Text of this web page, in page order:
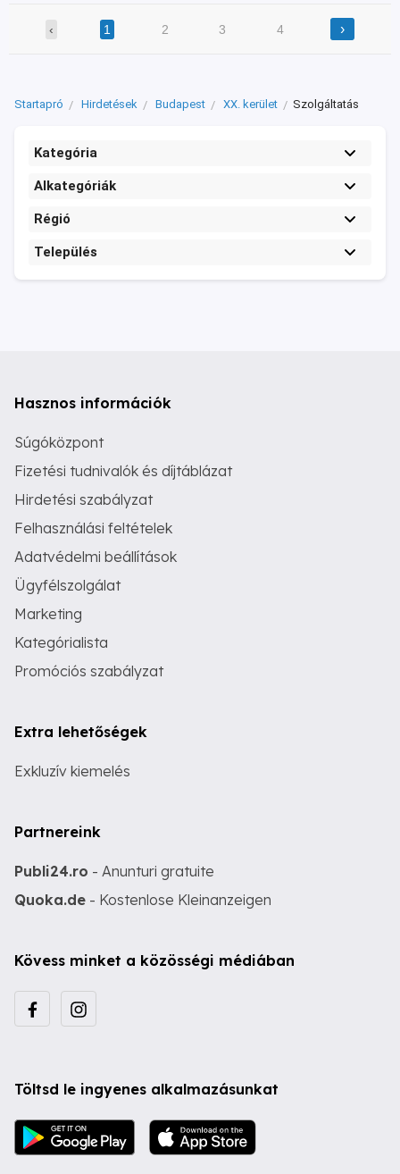
‹ 1 2 3 4 ›
Startapró Hirdetések Budapest XX. kerület Szolgáltatás
Kategória
Alkategóriák
Régió
Település
Hasznos információk
Súgóközpont
Fizetési tudnivalók és díjtáblázat
Hirdetési szabályzat
Felhasználási feltételek
Adatvédelmi beállítások
Ügyfélszolgálat
Marketing
Kategórialista
Promóciós szabályzat
Extra lehetőségek
Exkluzív kiemelés
Partnereink
Publi24.ro - Anunturi gratuite
Quoka.de - Kostenlose Kleinanzeigen
Kövess minket a közösségi médiában
Töltsd le ingyenes alkalmazásunkat